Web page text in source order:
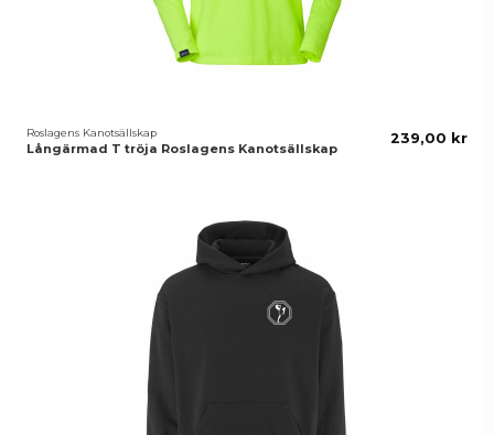
Roslagens Kanotsällskap
Långärmad T tröja Roslagens Kanotsällskap
239,00 kr